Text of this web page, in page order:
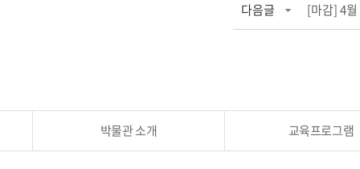
다음글
[마감] 4
박물관 소개 교육프로그램